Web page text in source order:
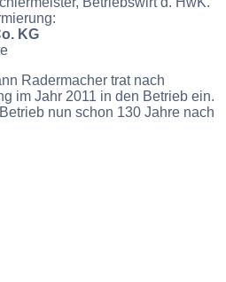
KG
Radermacher trat nach
im Jahr 2011 in den Betrieb ein.
nun schon 130 Jahre nach